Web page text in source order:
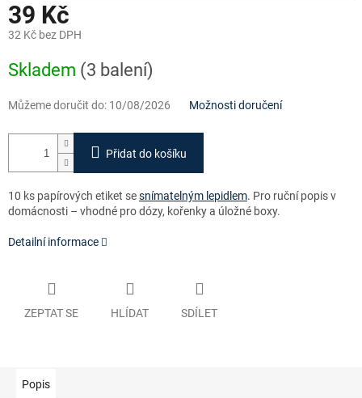
39 Kč
32 Kč bez DPH
cena:
Skladem (3 balení)
Můžeme doručit do: 10/08/2026 Možnosti doručení
Přidat do košíku
10 ks papírových etiket sesnímatelným lepidlem. Pro ruční popis v
domácnosti – vhodné pro dózy, kořenky a úložné boxy.
Detailní informace
ZEPTAT SE HLÍDAT SDÍLET
Popis